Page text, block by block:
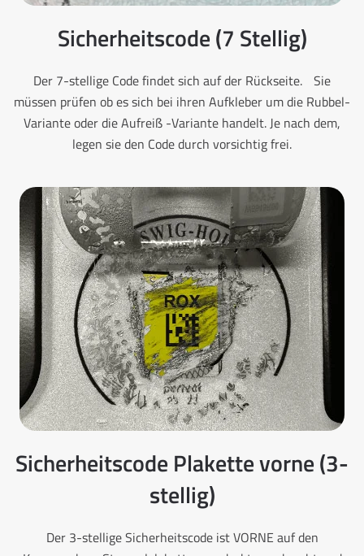
Sicherheitscode (7 Stellig)
Der 7-stellige Code findet sich auf der Rückseite. Sie
müssen prüfen ob es sich bei ihren Aufkleber um die Rubbel-
Variante oder die Aufreiß -Variante handelt. Je nach dem,
legen sie den Code durch vorsichtig frei.
Sicherheitscode Plakette vorne (3-
stellig)
Der 3-stellige Sicherheitscode ist VORNE auf den